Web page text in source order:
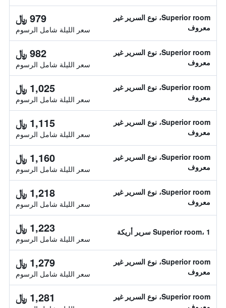
Superior room، نوع السرير غير
معروف
979 ﷼
سعر الليلة شامل الرسوم
Superior room، نوع السرير غير
معروف
982 ﷼
سعر الليلة شامل الرسوم
Superior room، نوع السرير غير
معروف
1,025 ﷼
سعر الليلة شامل الرسوم
Superior room، نوع السرير غير
معروف
1,115 ﷼
سعر الليلة شامل الرسوم
Superior room، نوع السرير غير
معروف
1,160 ﷼
سعر الليلة شامل الرسوم
Superior room، نوع السرير غير
معروف
1,218 ﷼
سعر الليلة شامل الرسوم
Superior room، 1 سرير أريكة 1,223 ﷼
سعر الليلة شامل الرسوم
Superior room، نوع السرير غير
معروف
1,279 ﷼
سعر الليلة شامل الرسوم
Superior room، نوع السرير غير
1,281 ﷼